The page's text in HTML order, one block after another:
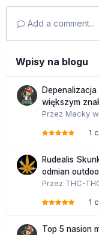
Add a comment...
Wpisy na blogu
większym
Przez Macky w
1
Rudealis
odmian
Przez THC-
1
Top 5 nasion